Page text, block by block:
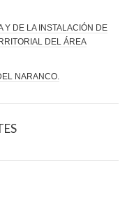
Y DE LA INSTALACIÓN DE
DEL ÁREA
NARANCO.